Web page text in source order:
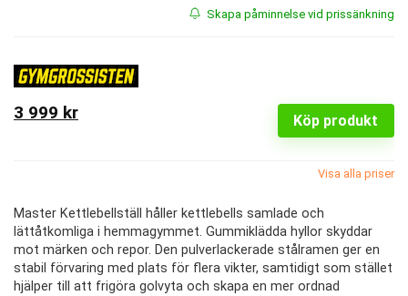
Skapa påminnelse vid prissänkning
Köp produkt
3 999 kr
Visa alla priser
Master Kettlebellställ håller kettlebells samlade och
lättåtkomliga i hemmagymmet. Gummiklädda hyllor skyddar
mot märken och repor. Den pulverlackerade stålramen ger en
stabil förvaring med plats för flera vikter, samtidigt som stället
hjälper till att frigöra golvyta och skapa en mer ordnad